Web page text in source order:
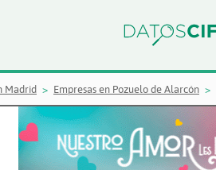
Madrid Empresas en Pozuelo de Alarcón